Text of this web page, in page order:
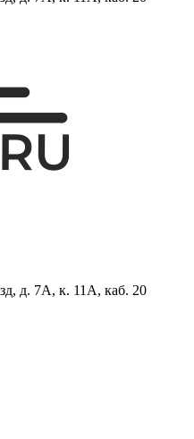
д. 7А, к. 11А, каб. 20